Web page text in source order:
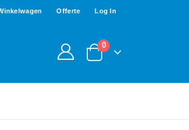
Offerte Log In
0